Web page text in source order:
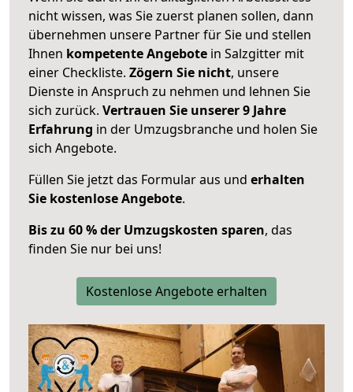
nicht wissen, was Sie zuerst planen sollen, dann
übernehmen unsere Partner für Sie und stellen
Ihnen kompetente Angebote in Salzgitter mit
einer Checkliste. Zögern Sie nicht, unsere
Dienste in Anspruch zu nehmen und lehnen Sie
sich zurück. Vertrauen Sie unserer 9 Jahre
Erfahrung in der Umzugsbranche und holen Sie
sich Angebote.
Füllen Sie jetzt das Formular aus und erhalten
Sie kostenlose Angebote.
Bis zu 60 % der Umzugskosten sparen, das
finden Sie nur bei uns!
Kostenlose Angebote erhalten